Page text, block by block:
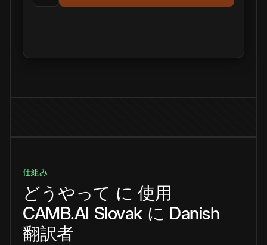
仕組み
どうやって に 使用
CAMB.AI Slovak に Danish
翻訳者